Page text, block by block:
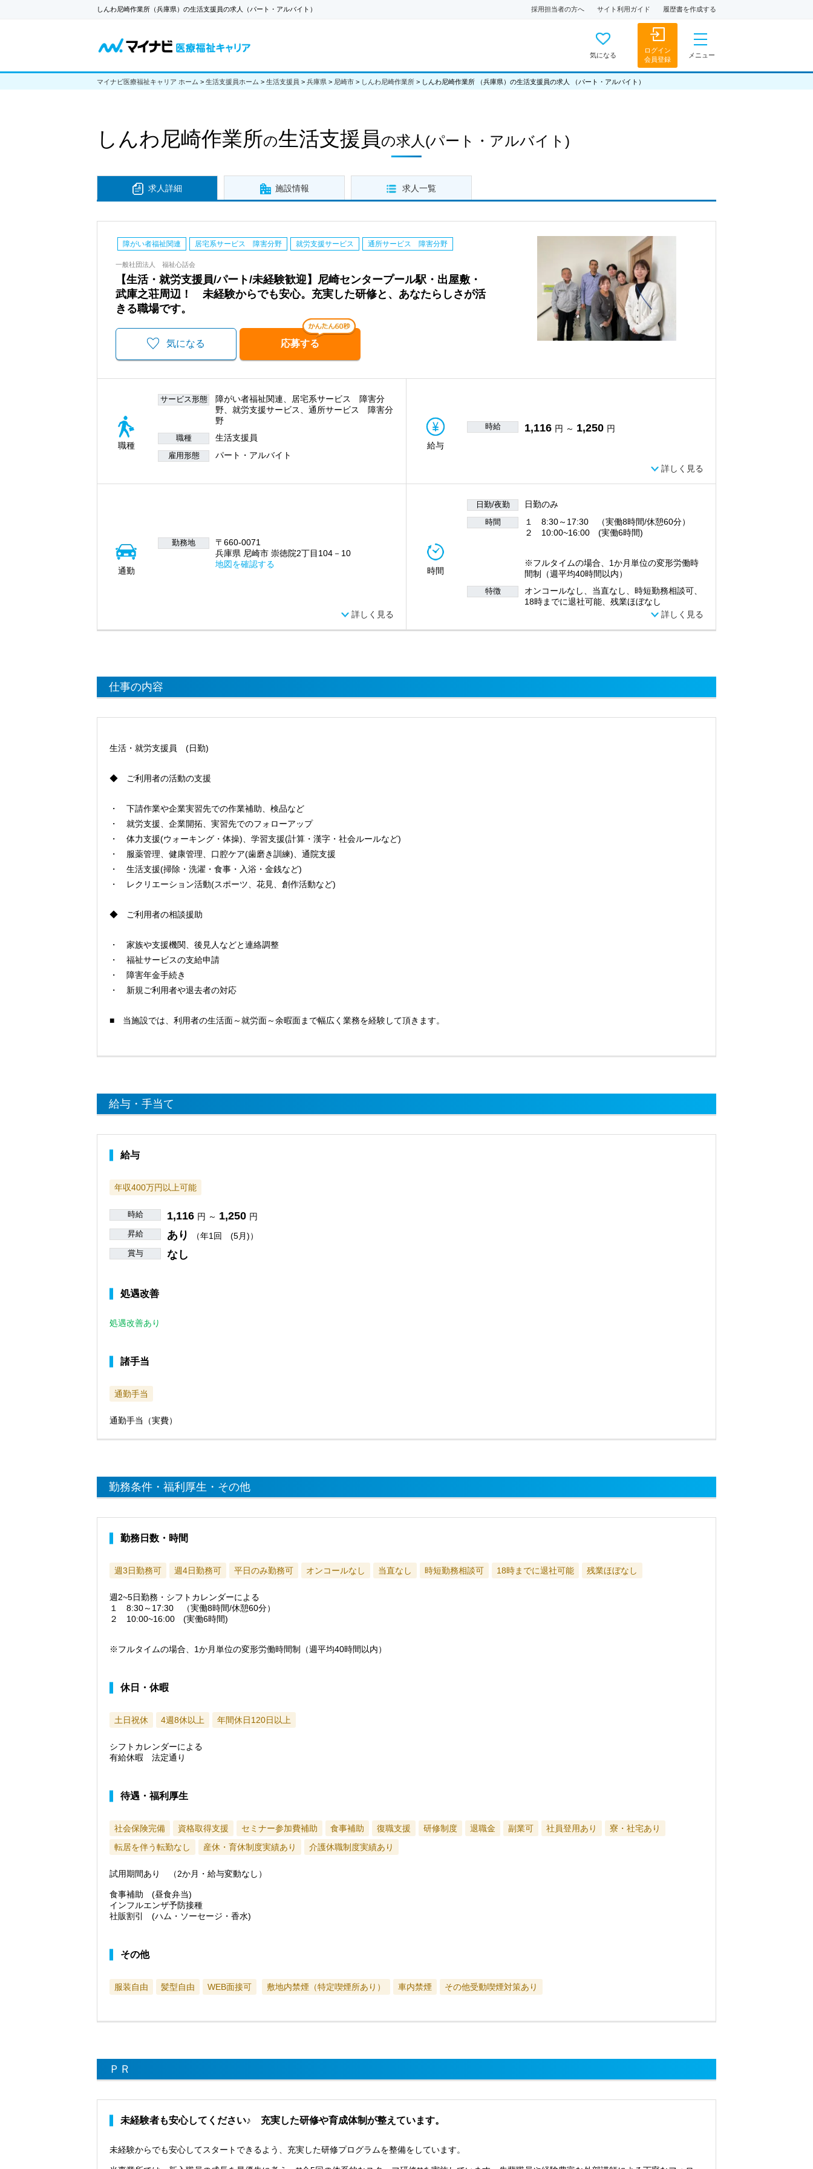
しんわ尼崎作業所（兵庫県）の生活支援員の求人（パート・アルバイト） 採用担当者の方へ サイト利用ガイド 履歴書を作成する
気になる
ログイン
会員登録
メニュー
マイナビ医療福祉キャリア ホーム > 生活支援員ホーム > 生活支援員 > 兵庫県 > 尼崎市 > しんわ尼崎作業所 > しんわ尼崎作業所 （兵庫県）の生活支援員の求人 （パート・アルバイト）
しんわ尼崎作業所の生活支援員 の求人 (パート・アルバイト)
求人詳細 施設情報 求人一覧
障がい者福祉関連 居宅系サービス 障害分野 就労支援サービス 通所サービス 障害分野
一般社団法人 福祉心話会
【生活・就労支援員/パート/未経験歓迎】尼崎センタープール駅・出屋敷・
武庫之荘周辺！ 未経験からでも安心。充実した研修と、あなたらしさが活
きる職場です。
気になる 応募する
職種
サービス形態
障がい者福祉関連、居宅系サービス 障害分
野、就労支援サービス、通所サービス 障害分
野
職種 生活支援員
雇用形態 パート・アルバイト
給与
時給 1,116 円 ～ 1,250 円
詳しく見る
通勤
勤務地
〒660-0071
兵庫県 尼崎市 崇徳院2丁目104－10
地図を確認する
詳しく見る
時間
日勤/夜勤 日勤のみ
時間
１ 8:30～17:30 （実働8時間/休憩60分）
２ 10:00~16:00 (実働6時間)
※フルタイムの場合、1か月単位の変形労働時
間制（週平均40時間以内）
特徴
オンコールなし、当直なし、時短勤務相談可、
18時までに退社可能、残業ほぼなし
詳しく見る
仕事の内容
生活・就労支援員 (日勤)
◆ ご利用者の活動の支援
・ 下請作業や企業実習先での作業補助、検品など
・ 就労支援、企業開拓、実習先でのフォローアップ
・ 体力支援(ウォーキング・体操)、学習支援(計算・漢字・社会ルールなど)
・ 服薬管理、健康管理、口腔ケア(歯磨き訓練)、通院支援
・ 生活支援(掃除・洗濯・食事・入浴・金銭など)
・ レクリエーション活動(スポーツ、花見、創作活動など)
◆ ご利用者の相談援助
・ 家族や支援機関、後見人などと連絡調整
・ 福祉サービスの支給申請
・ 障害年金手続き
・ 新規ご利用者や退去者の対応
■ 当施設では、利用者の生活面～就労面～余暇面まで幅広く業務を経験して頂きます。
給与・手当て
給与
年収400万円以上可能
時給 1,116 円 ～ 1,250 円
昇給 あり （年1回 (5月)）
賞与 なし
処遇改善
処遇改善あり
諸手当
通勤手当
通勤手当（実費）
勤務条件・福利厚生・その他
勤務日数・時間
週3日勤務可 週4日勤務可 平日のみ勤務可 オンコールなし 当直なし 時短勤務相談可 18時までに退社可能 残業ほぼなし
週2~5日勤務・シフトカレンダーによる
１ 8:30～17:30 （実働8時間/休憩60分）
２ 10:00~16:00 (実働6時間)
※フルタイムの場合、1か月単位の変形労働時間制（週平均40時間以内）
休日・休暇
土日祝休 4週8休以上 年間休日120日以上
シフトカレンダーによる
有給休暇 法定通り
待遇・福利厚生
社会保険完備 資格取得支援 セミナー参加費補助 食事補助 復職支援 研修制度 退職金 副業可 社員登用あり
寮・社宅あり
転居を伴う転勤なし
産休・育休制度実績あり 介護休職制度実績あり
試用期間あり （2か月・給与変動なし）
食事補助 (昼食弁当)
インフルエンザ予防接種
社販割引 (ハム・ソーセージ・香水)
その他
服装自由 髪型自由 WEB面接可 敷地内禁煙（特定喫煙所あり） 車内禁煙 その他受動喫煙対策あり
ＰＲ
未経験者も安心してください♪ 充実した研修や育成体制が整えています。
未経験からでも安心してスタートできるよう、充実した研修プログラムを整備をしています。